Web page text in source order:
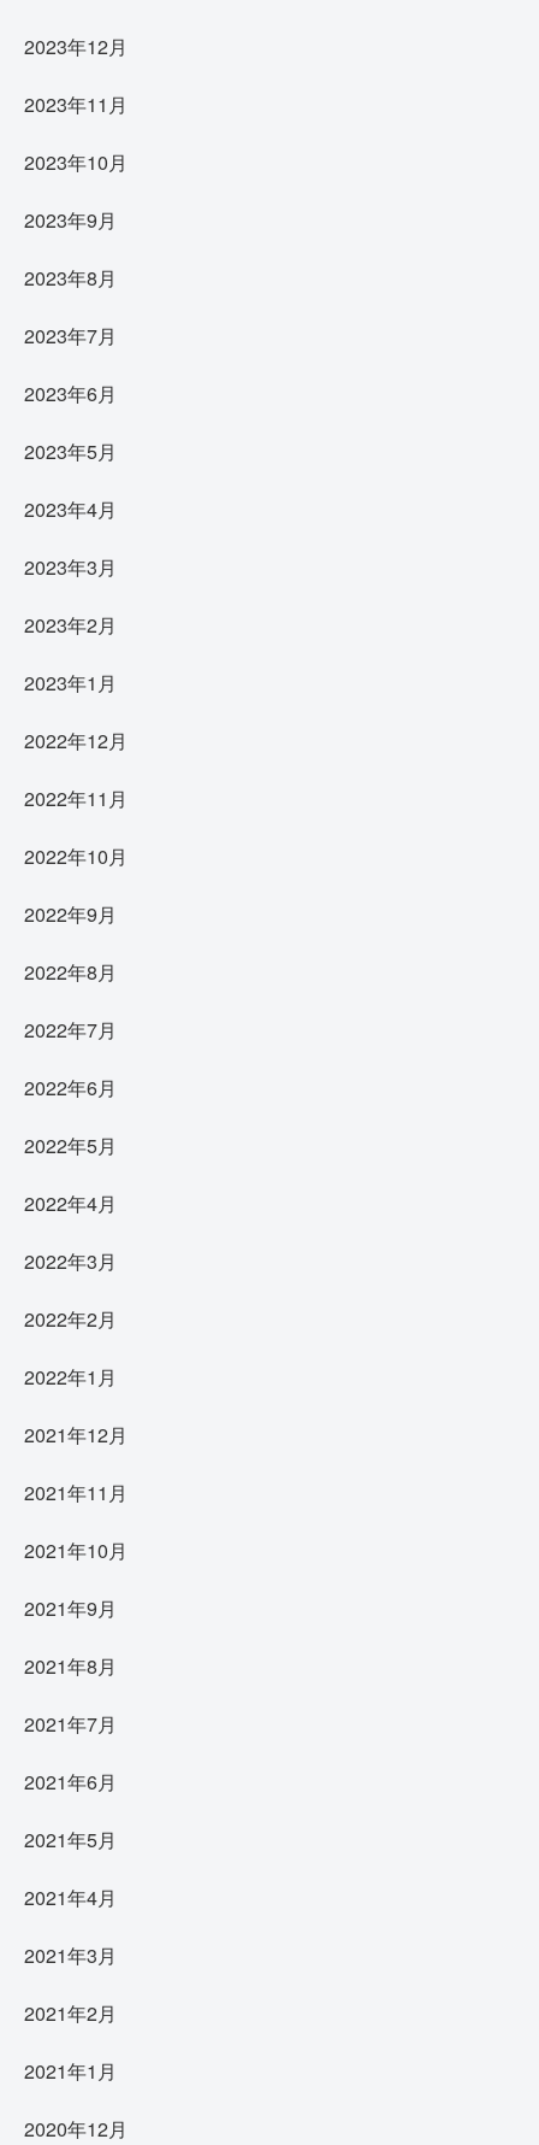
2023年12月
2023年11月
2023年10月
2023年9月
2023年8月
2023年7月
2023年6月
2023年5月
2023年4月
2023年3月
2023年2月
2023年1月
2022年12月
2022年11月
2022年10月
2022年9月
2022年8月
2022年7月
2022年6月
2022年5月
2022年4月
2022年3月
2022年2月
2022年1月
2021年12月
2021年11月
2021年10月
2021年9月
2021年8月
2021年7月
2021年6月
2021年5月
2021年4月
2021年3月
2021年2月
2021年1月
2020年12月